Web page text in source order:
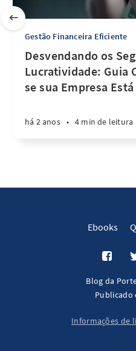
Gestão Financeira Eficiente
Desvendando os
Lucratividade: Guia
se sua Empresa
há 2 anos • 4 min de leitura
Ebooks
Blog da
Informações de